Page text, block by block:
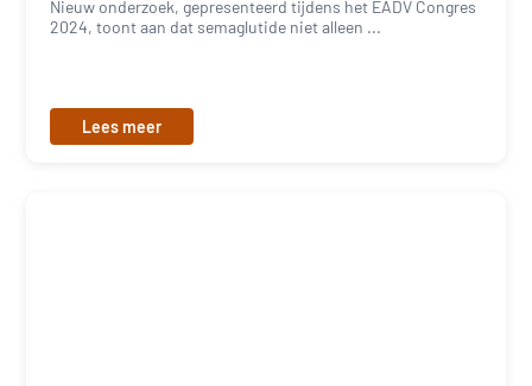
Nieuw onderzoek, gepresenteerd tijdens het EADV Congres
2024, toont aan dat semaglutide niet alleen ...
Lees meer